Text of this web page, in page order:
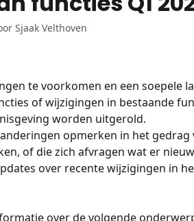
Sjaak Velthoven
te voorkomen en een soepele
of wijzigingen in bestaande
worden uitgerold.
opmerken in het gedrag
of die zich afvragen wat er
over recente wijzigingen in
over de volgende